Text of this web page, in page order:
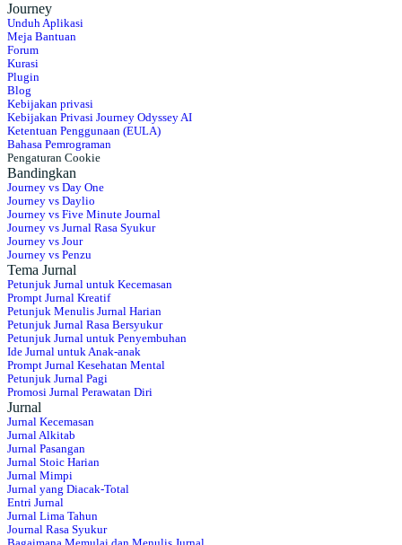
Journey
Unduh Aplikasi
Meja Bantuan
Forum
Kurasi
Plugin
Blog
Kebijakan privasi
Kebijakan Privasi Journey Odyssey AI
Ketentuan Penggunaan (EULA)
Bahasa Pemrograman
Pengaturan Cookie
Bandingkan
Journey vs Day One
Journey vs Daylio
Journey vs Five Minute Journal
Journey vs Jurnal Rasa Syukur
Journey vs Jour
Journey vs Penzu
Tema Jurnal
Petunjuk Jurnal untuk Kecemasan
Prompt Jurnal Kreatif
Petunjuk Menulis Jurnal Harian
Petunjuk Jurnal Rasa Bersyukur
Petunjuk Jurnal untuk Penyembuhan
Ide Jurnal untuk Anak-anak
Prompt Jurnal Kesehatan Mental
Petunjuk Jurnal Pagi
Promosi Jurnal Perawatan Diri
Jurnal
Jurnal Kecemasan
Jurnal Alkitab
Jurnal Pasangan
Jurnal Stoic Harian
Jurnal Mimpi
Jurnal yang Diacak-Total
Entri Jurnal
Jurnal Lima Tahun
Journal Rasa Syukur